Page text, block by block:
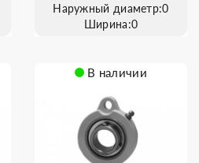
Наружный диаметр:0
Ширина:0
В наличии